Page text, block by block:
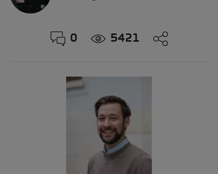
0 5421